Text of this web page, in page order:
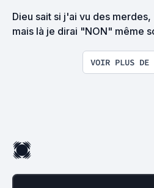
Dieu sait si j'ai vu des merdes,
mais là je dirai "NON" même
VOIR PLUS DE